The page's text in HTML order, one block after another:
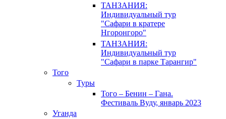
ТАНЗАНИЯ:
Индивидуальный тур
"Сафари в кратере
Нгоронгоро"
ТАНЗАНИЯ:
Индивидуальный тур
"Сафари в парке Тарангир"
Того
Туры
Того – Бенин – Гана.
Фестиваль Вуду, январь 2023
Уганда